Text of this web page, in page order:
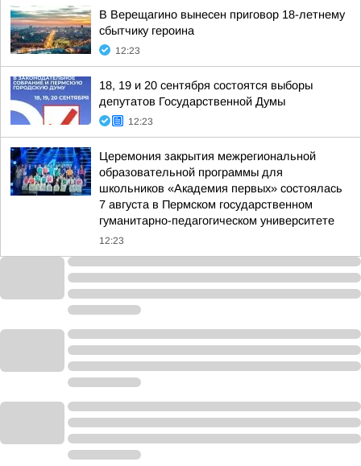
В Верещагино вынесен приговор 18-летнему
сбытчику героина
12:23
18, 19 и 20 сентября состоятся выборы
депутатов Государственной Думы
12:23
Церемония закрытия межрегиональной
образовательной программы для
школьников «Академия первых» состоялась
7 августа в Пермском государственном
гуманитарно-педагогическом университете
12:23